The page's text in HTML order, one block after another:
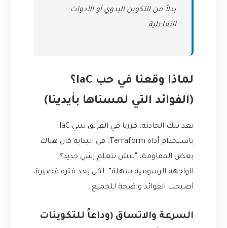
بدلاً من التكوين اليدوي أو الأدوات
التفاعلية.
لماذا وقعنا في حب IaC؟
(الفوائد التي لمسناها بأيدينا)
بعد تلك الحادثة، قررنا في الفريق تبني IaC
باستخدام أداة Terraform. في البداية كان هناك
بعض المقاومة، “ليش نتعلم إشي جديد؟
الواجهة الرسومية سهلة”. لكن بعد فترة قصيرة،
أصبحت الفوائد واضحة للجميع.
السرعة والاتساق (وداعاً للتكوينات